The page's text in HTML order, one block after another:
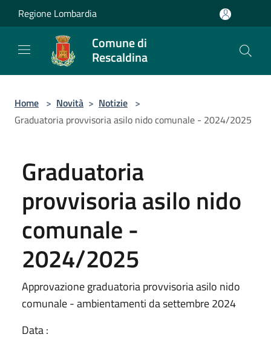
Salta al contenuto principale
Regione Lombardia
Comune di
Rescaldina
Home > Novità > Notizie >
Graduatoria provvisoria asilo nido comunale - 2024/2025
Graduatoria
provvisoria asilo nido
comunale -
2024/2025
Approvazione graduatoria provvisoria asilo nido
comunale - ambientamenti da settembre 2024
Data :